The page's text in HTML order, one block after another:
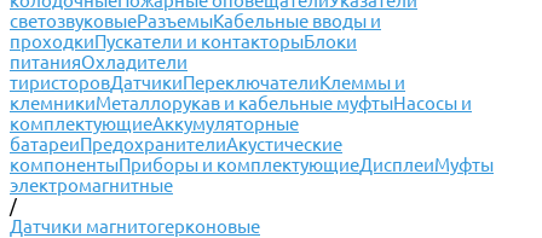
светозвуковыеРазъемыКабельные вводы и
проходкиПускатели и контакторыБлоки
питанияОхладители
тиристоровДатчикиПереключателиКлеммы и
клемникиМеталлорукав и кабельные муфтыНасосы и
комплектующиеАккумуляторные
батареиПредохранителиАкустические
компонентыПриборы и комплектующиеДисплеиМуфты
электромагнитные
/
Датчики магнитогерконовые